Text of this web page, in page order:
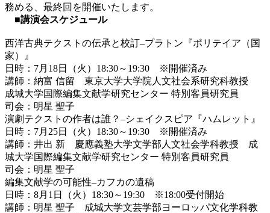
務める、最終回を開催いたします。
■講演会スケジュール
西洋古典テクストの伝承と校訂–プラトン『ポリテイア（国
家）』
日時：7月18日（火）18:30～19:30 ※開催済み
講師：納富 信留 東京大学大学院人文社会系研究科教授
成城大学国際編集文献学研究センター 特別客員研究員
司会：明星 聖子
演劇テクストの作者は誰？–シェイクスピア『ハムレット』
日時：7月25日（火）18:30～19:30 ※開催済み
講師：井出 新 慶應義塾大学文学部人文社会学科教授 成
城大学国際編集文献学研究センター 特別客員研究員
司会：明星 聖子
編集文献学の可能性–カフカの遺稿
日時：8月1日（火）18:30～19:30 ※18:00受付開始
講師：明星 聖子 成城大学文芸学部ヨーロッパ文化学科教